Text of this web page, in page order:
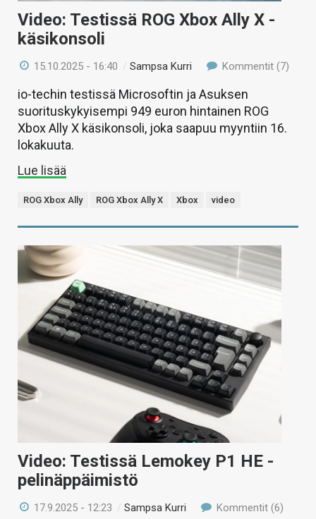
Video: Testissä ROG Xbox Ally X -
käsikonsoli
15.10.2025 - 16:40 /Sampsa Kurri Kommentit (7)
io-techin testissä Microsoftin ja Asuksen
suorituskykyisempi 949 euron hintainen ROG
Xbox Ally X käsikonsoli, joka saapuu myyntiin 16.
lokakuuta.
Lue lisää
ROG Xbox Ally ROG Xbox Ally X Xbox video
Video: Testissä Lemokey P1 HE -
pelinäppäimistö
17.9.2025 - 12:23 /Sampsa Kurri Kommentit (6)